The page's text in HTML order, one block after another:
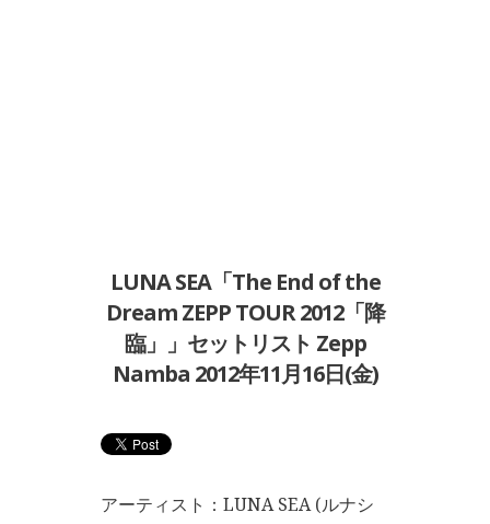
LUNA SEA「The End of the
Dream ZEPP TOUR 2012「降
臨」」セットリスト Zepp
Namba 2012年11月16日(金)
アーティスト：LUNA SEA (ルナシ